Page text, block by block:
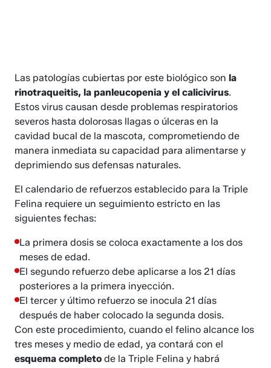
Las patologías cubiertas por este biológico son la
rinotraqueitis, la panleucopenia y el calicivirus.
Estos virus causan desde problemas respiratorios
severos hasta dolorosas llagas o úlceras en la
cavidad bucal de la mascota, comprometiendo de
manera inmediata su capacidad para alimentarse y
deprimiendo sus defensas naturales.
El calendario de refuerzos establecido para la Triple
Felina requiere un seguimiento estricto en las
siguientes fechas:
La primera dosis se coloca exactamente a los dos
meses de edad.
El segundo refuerzo debe aplicarse a los 21 días
posteriores a la primera inyección.
El tercer y último refuerzo se inocula 21 días
después de haber colocado la segunda dosis.
Con este procedimiento, cuando el felino alcance los
tres meses y medio de edad, ya contará con el
esquema completode la Triple Felina y habrá